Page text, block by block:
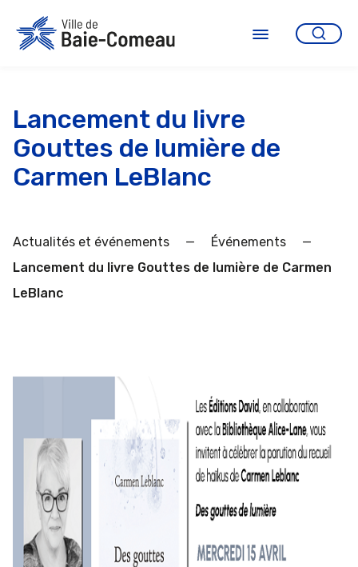
contenu
Ouvrir
Lancement du livre
Gouttes de lumière de
Carmen LeBlanc
Actualités et événements — Événements
—
Lancement du livre Gouttes de lumière de Carmen
LeBlanc